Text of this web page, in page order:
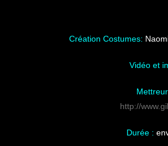
Création Costumes:
Vidéo et
http://
Durée :